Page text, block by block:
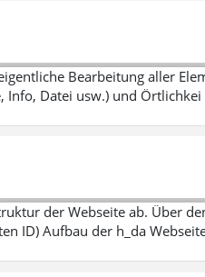
Bearbeitung aller
Info, Datei usw.) und Örtlichkei
der Webseite ab. Über
ID) Aufbau der h_da